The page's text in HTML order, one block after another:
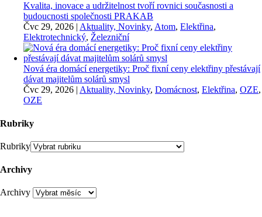
Kvalita, inovace a udržitelnost tvoří rovnici současnosti a
budoucnosti společnosti PRAKAB
Čvc 29, 2026 | Aktuality, Novinky, Atom, Elektřina,
Elektrotechnický, Železniční
Nová éra domácí energetiky: Proč fixní ceny elektřiny přestávají
dávat majitelům solárů smysl
Čvc 29, 2026 | Aktuality, Novinky, Domácnost, Elektřina, OZE,
OZE
Rubriky
Rubriky
Archivy
Archivy